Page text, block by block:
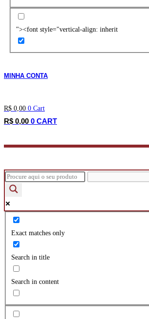
"><font style="vertical-align: inherit
MINHA CONTA
R$ 0,00 0 Cart
R$ 0,00 0 CART
Exact matches only
Search in title
Search in content